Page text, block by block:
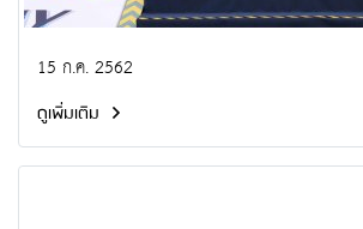
15 ก.ค. 2562
ดูเพิ่มเติม